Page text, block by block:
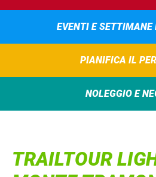
EVENTI E SETTIMANE
PIANIFICA IL
NOLEGGIO E
TRAILTOUR